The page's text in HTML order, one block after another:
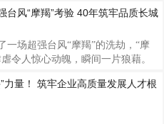
外市场，在复杂的经济形势下依旧
，守法经营、依法纳税，展示了良
。兴发铝业在2024广东企业500强
2024广东制造业企业100强榜单荣
现了兴发铝业的强劲实力。据了
及行业百强榜由广东省企业联合
下，在有关部门、企联组织、行业
，参照国际通行做法，本次以2023
基本标准作出排序，真实地反映广
台风“摩羯”考验 40年筑牢品质长城
一场超强台风“摩羯”的洗劫，“摩
令人惊心动魄，瞬间一片狼藉。
被吹断，海口、文昌两地直接经济
个城市被台风蹂躏得满目苍夷，
我国大陆地区最强的秋台风，登录
力量！ 筑牢企业高质量发展人才根